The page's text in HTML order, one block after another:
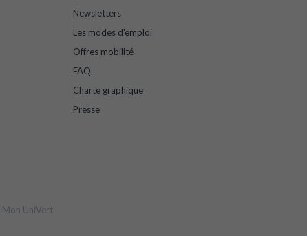
Newsletters
Les modes d'emploi
Offres mobilité
FAQ
Charte graphique
Presse
Mon UniVert